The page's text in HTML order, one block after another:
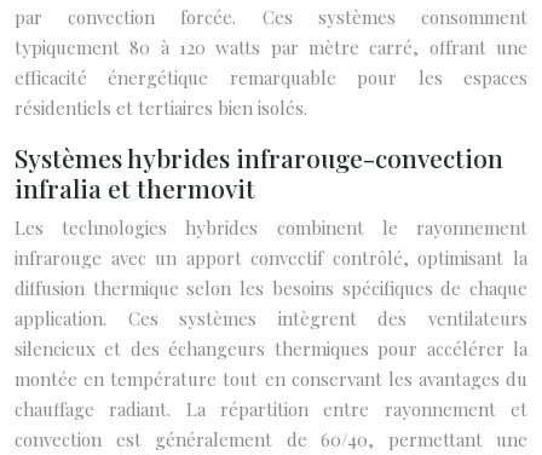
par convection forcée. Ces systèmes consomment
typiquement 80 à 120 watts par mètre carré, offrant une
efficacité énergétique remarquable pour les espaces
résidentiels et tertiaires bien isolés.
Systèmes hybrides infrarouge-convection
infralia et thermovit
Les technologies hybrides combinent le rayonnement
infrarouge avec un apport convectif contrôlé, optimisant la
diffusion thermique selon les besoins spécifiques de chaque
application. Ces systèmes intègrent des ventilateurs
silencieux et des échangeurs thermiques pour accélérer la
montée en température tout en conservant les avantages du
chauffage radiant. La répartition entre rayonnement et
convection est généralement de 60/40, permettant une